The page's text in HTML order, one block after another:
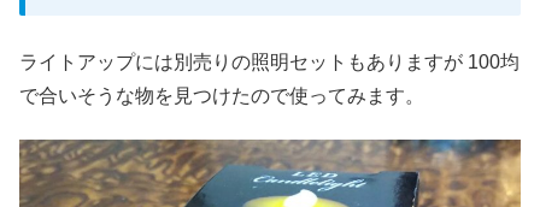
ライトアップには別売りの照明セットもありますが 100均
で合いそうな物を見つけたので使ってみます。